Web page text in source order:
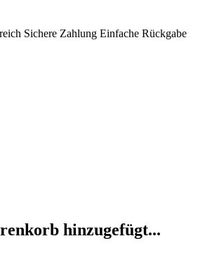
Sichere Zahlung Einfache Rückgabe
hinzugefügt...